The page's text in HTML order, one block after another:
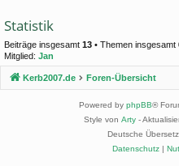
Statistik
Beiträge insgesamt 13 • Themen insgesamt
Mitglied: Jan
Kerb2007.de Foren-Übersicht
Powered by phpBB®
Style von Arty-
Deutsche
Datenschutz|